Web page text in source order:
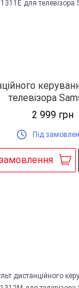
телевізора
2 999грн
Під